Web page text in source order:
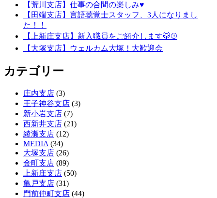
【荒川支店】仕事の合間の楽しみ♥
【田端支店】言語聴覚士スタッフ、3人になりまし
た！！
【上新庄支店】新入職員をご紹介します🐯⚾
【大塚支店】ウェルカム大塚！大歓迎会
カテゴリー
庄内支店 (3)
王子神谷支店 (3)
新小岩支店 (7)
西新井支店 (21)
綾瀬支店 (12)
MEDIA (34)
大塚支店 (26)
金町支店 (89)
上新庄支店 (50)
亀戸支店 (31)
門前仲町支店 (44)